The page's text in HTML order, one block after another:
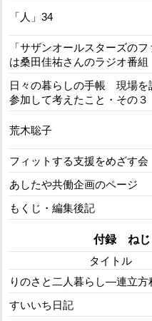
「人」34
「サザンオールスターズのフ
は桑田佳祐さんのラジオ番組
日々の暮らしの手帳 現場を
参加して考えたこと・その３
荒木聡子
フィットする支援をめざす会
あしたや共働企画のページ
もくじ・編集後記
付録 ね
タイトル
りのさと二人暮らし―連立方
すいいち日記